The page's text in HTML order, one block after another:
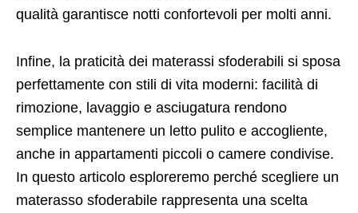
qualità garantisce notti confortevoli per molti anni.
Infine, la praticità dei materassi sfoderabili si sposa
perfettamente con stili di vita moderni: facilità di
rimozione, lavaggio e asciugatura rendono
semplice mantenere un letto pulito e accogliente,
anche in appartamenti piccoli o camere condivise.
In questo articolo esploreremo perché scegliere un
materasso sfoderabile rappresenta una scelta